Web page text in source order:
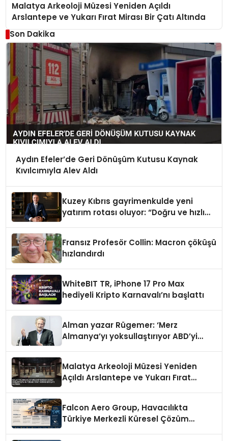
Malatya Arkeoloji Müzesi Yeniden Açıldı
Arslantepe ve Yukarı Fırat Mirası Bir Çatı Altında
Son Dakika
Aydın Efeler’de Geri Dönüşüm Kutusu Kaynak
Kıvılcımıyla Alev Aldı
Kuzey Kıbrıs gayrimenkulde yeni
yatırım rotası oluyor: “Doğru ve hızlı
Fransız Profesör Collin: Macron çöküşü
hızlandırdı
WhiteBIT TR, iPhone 17 Pro Max
hediyeli Kripto Karnavalı’nı başlattı
Alman yazar Rügemer: ‘Merz
Almanya’yı yoksullaştırıyor ABD’yi
Malatya Arkeoloji Müzesi Yeniden
Açıldı Arslantepe ve Yukarı Fırat
Falcon Aero Group, Havacılıkta
Türkiye Merkezli Küresel Çözüm